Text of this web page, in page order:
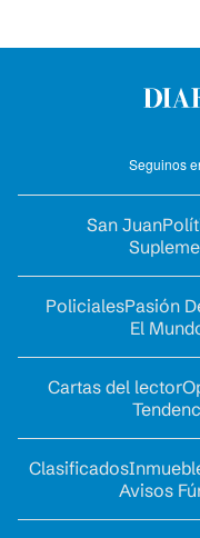
Seguinos
San Juan
PolicialesPasión
El
Cartas del lector
Clasificados
Avisos